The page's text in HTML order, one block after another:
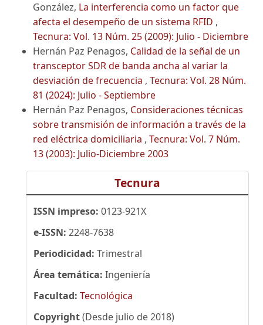
González, La interferencia como un factor que
afecta el desempeño de un sistema RFID ,
Tecnura: Vol. 13 Núm. 25 (2009): Julio - Diciembre
Hernán Paz Penagos, Calidad de la señal de un
transceptor SDR de banda ancha al variar la
desviación de frecuencia , Tecnura: Vol. 28 Núm.
81 (2024): Julio - Septiembre
Hernán Paz Penagos, Consideraciones técnicas
sobre transmisión de información a través de la
red eléctrica domiciliaria , Tecnura: Vol. 7 Núm.
13 (2003): Julio-Diciembre 2003
Tecnura
ISSN impreso: 0123-921X
e-ISSN: 2248-7638
Periodicidad: Trimestral
Área temática: Ingeniería
Facultad: Tecnológica
Copyright(Desde julio de 2018)